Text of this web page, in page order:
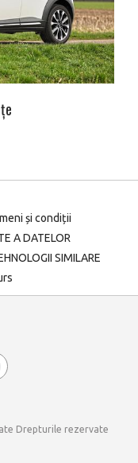
și condiții
A DATELOR
SIMILARE
Drepturile rezervate